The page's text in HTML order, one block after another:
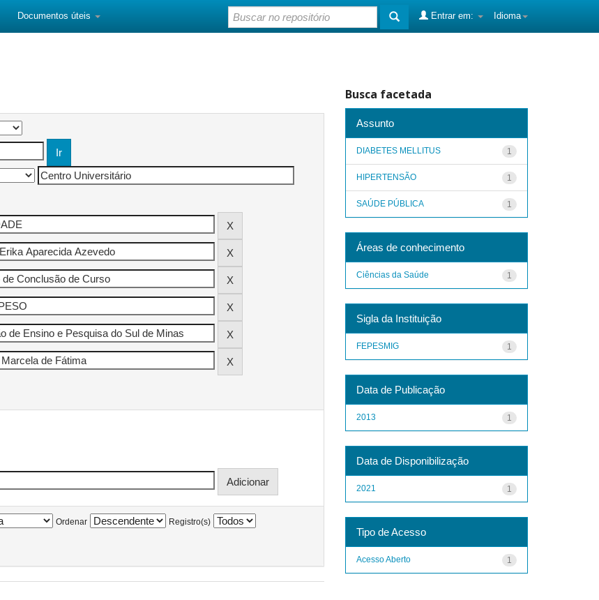
Documentos úteis Idioma
Entrar em:
Ordenar Registro(s)
Busca facetada
Assunto
1
DIABETES MELLITUS
1
HIPERTENSÃO
1
SAÚDE PÚBLICA
Áreas de conhecimento
1
Ciências da Saúde
Sigla da Instituição
1
FEPESMIG
Data de Publicação
1
2013
Data de Disponibilização
1
2021
Tipo de Acesso
1
Acesso Aberto